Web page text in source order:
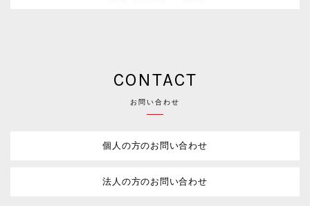
CONTACT
お問い合わせ
個人の方のお問い合わせ
法人の方のお問い合わせ